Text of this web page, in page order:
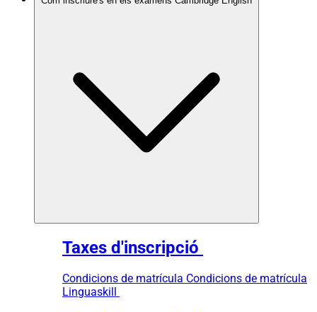
Taxes d'inscripció
Condicions de matrícula Condicions de matrícula
Linguaskill